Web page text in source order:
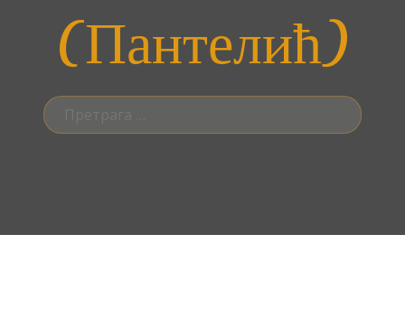
(Пантелић)
Претрага
за: